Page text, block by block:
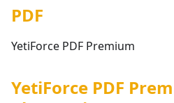
PDF
YetiForce PDF Premium
YetiForce PDF